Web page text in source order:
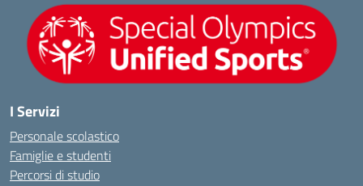
I Servizi
Personale scolastico
Famiglie e studenti
Percorsi di studio